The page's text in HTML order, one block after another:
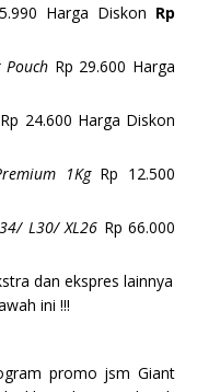
Harga Diskon Rp
Rp 29.600 Harga
Rp 24.600 Harga Diskon
1KgRp 12.500
L30/ XL26 Rp 66.000
dan ekspres lainnya
ini !!!
promo jsm Giant